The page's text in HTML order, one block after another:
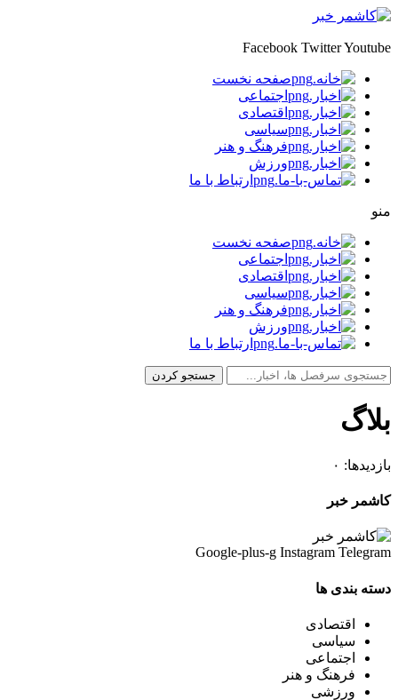
Facebook TwitterYoutube
صفحه نخست
اجتماعی
اقتصادی
سیاسی
فرهنگ و هنر
ورزش
ارتباط با ما
منو
صفحه نخست
اجتماعی
اقتصادی
سیاسی
فرهنگ و هنر
ورزش
ارتباط با ما
بلاگ
بازدیدها: ۰
کاشمر خبر
Google-plus-g Instagram Telegram
دسته بندی ها
اقتصادی
سیاسی
اجتماعی
فرهنگ و هنر
ورزشی